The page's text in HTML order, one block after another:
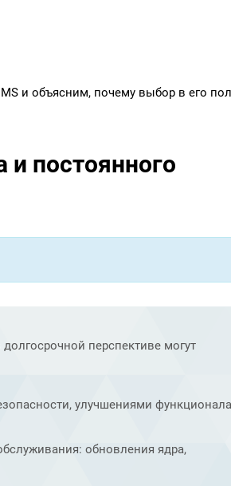
и объясним, почему выбор в его
и постоянного
перспективе могут
улучшениями
обновления ядра,